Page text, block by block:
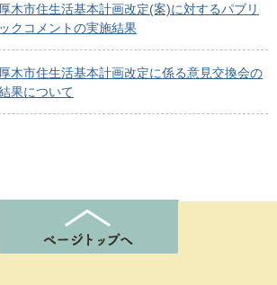
厚木市住生活基本計画改定(案)に対するパブリ
ックコメントの実施結果
厚木市住生活基本計画改定に係る意見交換会の
果について